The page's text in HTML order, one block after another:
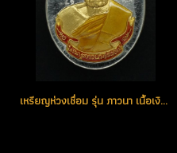
เหรียญห่วงเชื่อม รุ่น ภาวนา เนื้อเงินหน้ากากทอง ลงยาสีแดงจีวรเหลือง หมายเลข 41 (โทรถาม)